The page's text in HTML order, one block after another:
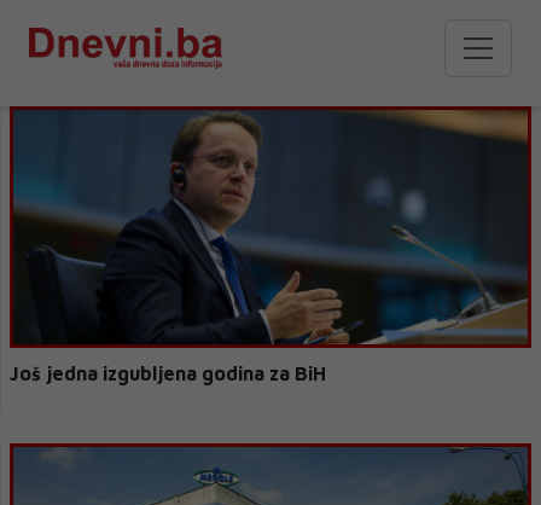
Još jedna izgubljena godina za BiH